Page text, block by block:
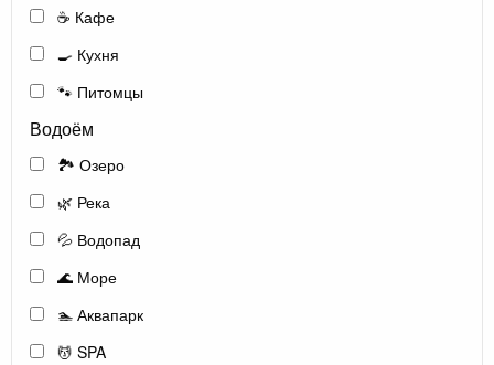
☕ Кафе
🍳 Кухня
🐾 Питомцы
Водоём
🏞️ Озеро
🌿 Река
💦 Водопад
🌊 Море
🏊 Аквапарк
💆 SPA